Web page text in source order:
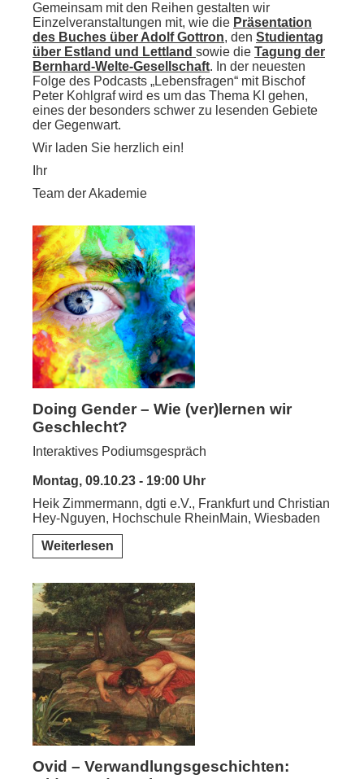
Gemeinsam mit den Reihen gestalten wir
Einzelveranstaltungen mit, wie die Präsentation
des Buches über Adolf Gottron, den Studientag
über Estland und Lettland sowie die Tagung der
Bernhard-Welte-Gesellschaft. In der neuesten
Folge des Podcasts „Lebensfragen“ mit Bischof
Peter Kohlgraf wird es um das Thema KI gehen,
eines der besonders schwer zu lesenden Gebiete
der Gegenwart.
Wir laden Sie herzlich ein!
Ihr
Team der Akademie
Doing Gender – Wie (ver)lernen wir
Geschlecht?
Interaktives Podiumsgespräch
Montag, 09.10.23 - 19:00 Uhr
Heik Zimmermann, dgti e.V., Frankfurt und Christian
Hey-Nguyen, Hochschule RheinMain, Wiesbaden
Weiterlesen
Ovid – Verwandlungsgeschichten: